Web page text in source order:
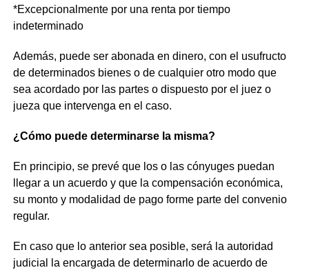
*Excepcionalmente por una renta por tiempo
indeterminado
Además, puede ser abonada en dinero, con el usufructo
de determinados bienes o de cualquier otro modo que
sea acordado por las partes o dispuesto por el juez o
jueza que intervenga en el caso.
¿Cómo puede determinarse la misma?
En principio, se prevé que los o las cónyuges puedan
llegar a un acuerdo y que la compensación económica,
su monto y modalidad de pago forme parte del convenio
regular.
En caso que lo anterior sea posible, será la autoridad
judicial la encargada de determinarlo de acuerdo de